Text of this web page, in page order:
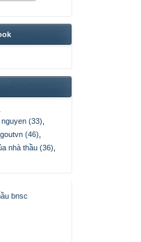
(33)
(46)
nhà thầu (36)
bnsc